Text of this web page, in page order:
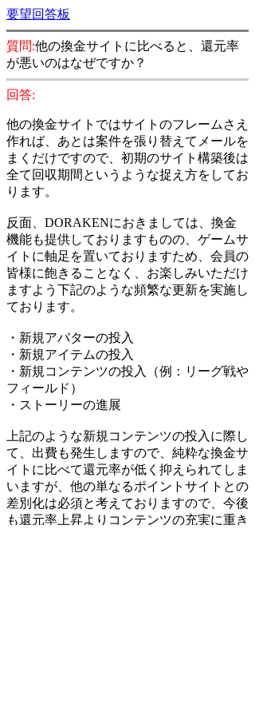
要望回答板
質問:他の換金サイトに比べると、還元率
が悪いのはなぜですか？
回答:
他の換金サイトではサイトのフレームさえ
作れば、あとは案件を張り替えてメールを
まくだけですので、初期のサイト構築後は
全て回収期間というような捉え方をしてお
ります。
反面、DORAKENにおきましては、換金
機能も提供しておりますものの、ゲームサ
イトに軸足を置いておりますため、会員の
皆様に飽きることなく、お楽しみいただけ
ますよう下記のような頻繁な更新を実施し
ております。
・新規アバターの投入
・新規アイテムの投入
・新規コンテンツの投入（例：リーグ戦や
フィールド）
・ストーリーの進展
上記のような新規コンテンツの投入に際し
て、出費も発生しますので、純粋な換金サ
イトに比べて還元率が低く抑えられてしま
いますが、他の単なるポイントサイトとの
差別化は必須と考えておりますので、今後
も還元率上昇よりコンテンツの充実に重き